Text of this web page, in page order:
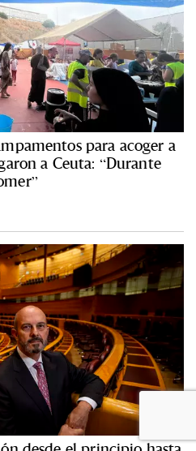
para acoger a
a Ceuta: “Durante